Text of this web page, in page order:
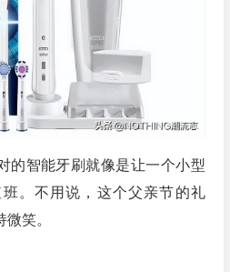
的智能牙刷就像是让一个小型
。不用说，这个父亲节的礼
笑。